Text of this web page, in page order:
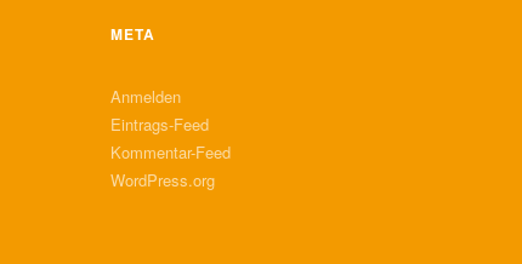
META
Anmelden
Eintrags-Feed
Kommentar-Feed
WordPress.org